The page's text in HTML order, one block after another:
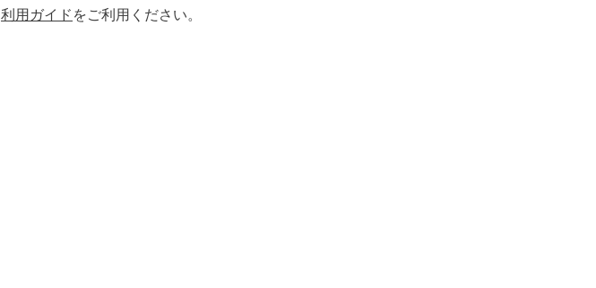
利用ガイド をご利用ください。